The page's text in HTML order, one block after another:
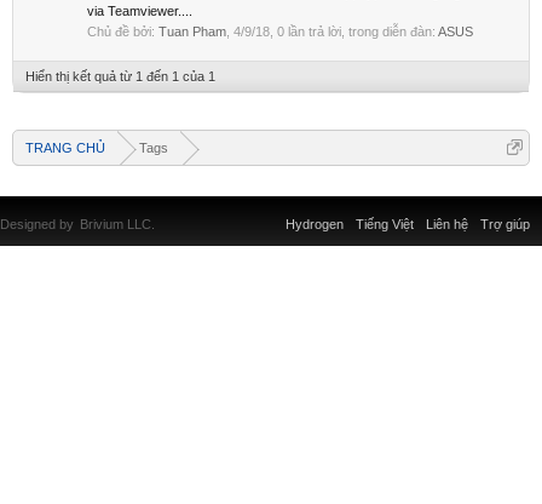
via Teamviewer....
Chủ đề bởi: Tuan Pham 4/9/18 , 0 lần trả lời, trong diễn đàn: ASUS
Hiển thị kết quả từ 1 đến 1 của 1
TRANG CHỦ Tags
Liên hệ Trợ giúp
Hydrogen Tiếng Việt
Designed by Brivium LLC.